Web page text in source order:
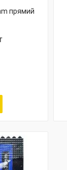
прямий